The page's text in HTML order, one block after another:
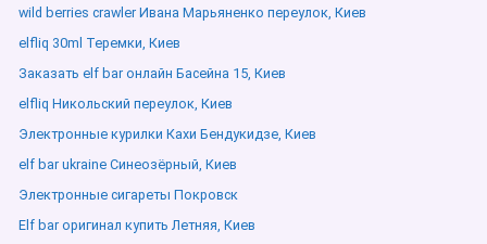
wild berries crawler Ивана Марьяненко переулок, Киев
elfliq 30ml Теремки, Киев
Заказать elf bar онлайн Басейна 15, Киев
elfliq Никольский переулок, Киев
Электронные курилки Кахи Бендукидзе, Киев
elf bar ukraine Синеозёрный, Киев
Электронные сигареты Покровск
Elf bar оригинал купить Летняя, Киев